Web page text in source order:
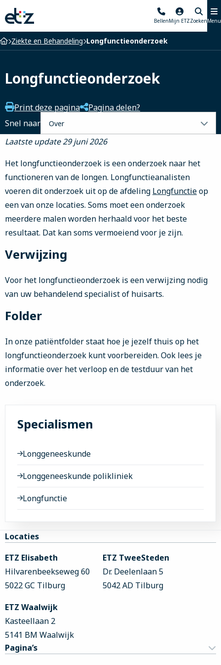
Elisabeth-
TweeSteden
Ziekenhuis
BellenMijn ETZZoekenMenu
Home
Ziekte en Behandeling Longfunctieonderzoek
Longfunctieonderzoek
Print deze pagina
Pagina delen?
Snel naar
tabblad
Laatste update 29 juni 2026
Het longfunctieonderzoek is een onderzoek naar het
functioneren van de longen. Longfunctieanalisten
voeren dit onderzoek uit op de afdeling Longfunctieop
een van onze locaties. Soms moet een onderzoek
meerdere malen worden herhaald voor het beste
resultaat. Dat kan soms vermoeiend voor je zijn.
Verwijzing
Voor het longfunctieonderzoek is een verwijzing nodig
van uw behandelend specialist of huisarts.
Folder
In onze patiëntfolder staat hoe je jezelf thuis op het
longfunctieonderzoek kunt voorbereiden. Ook lees je
informatie over het verloop en de testduur van het
onderzoek.
Specialismen
Longgeneeskunde
Longgeneeskunde polikliniek
Longfunctie
Site
footer
Locaties
ETZ Elisabeth
Hilvarenbeekseweg 60
5022 GC Tilburg
ETZ TweeSteden
Dr. Deelenlaan 5
5042 AD Tilburg
ETZ Waalwijk
Kasteellaan 2
5141 BM Waalwijk
Pagina’s